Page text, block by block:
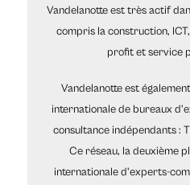
Vandelanotte est très actif
compris la construction,
profit et service
Vandelanotte est
internationale de bureaux
consultance indépendants :
Ce réseau, la deuxième
internationale d'experts-